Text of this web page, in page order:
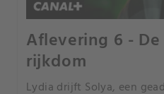
Aflevering 6 -
rijkdom
Lydia drijft Solya, een